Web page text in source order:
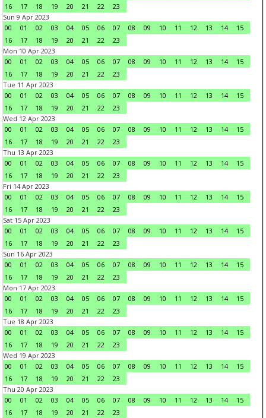
16
17 18 19 20 21 22
23
Sun 9 Apr 2023
00
01 02 03 04 05 06 07 08 09 10 11 12 13 14
15
16
17 18 19 20 21 22
23
Mon 10 Apr 2023
00
01 02 03 04 05 06 07 08 09 10 11 12 13 14
15
16
17 18 19 20 21 22
23
Tue 11 Apr 2023
00
01 02 03 04 05 06 07 08 09 10 11 12 13 14
15
16
17 18 19 20 21 22
23
Wed 12 Apr 2023
00
01 02 03 04 05 06 07 08 09 10 11 12 13 14
15
16
17 18 19 20 21 22
23
Thu 13 Apr 2023
00
01 02 03 04 05 06 07 08 09 10 11 12 13 14
15
16
17 18 19 20 21 22
23
Fri 14 Apr 2023
00
01 02 03 04 05 06 07 08 09 10 11 12 13 14
15
16
17 18 19 20 21 22
23
Sat 15 Apr 2023
00
01 02 03 04 05 06 07 08 09 10 11 12 13 14
15
16
17 18 19 20 21 22
23
Sun 16 Apr 2023
00
01 02 03 04 05 06 07 08 09 10 11 12 13 14
15
16
17 18 19 20 21 22
23
Mon 17 Apr 2023
00
01 02 03 04 05 06 07 08 09 10 11 12 13 14
15
16
17 18 19 20 21 22
23
Tue 18 Apr 2023
00
01 02 03 04 05 06 07 08 09 10 11 12 13 14
15
16
17 18 19 20 21 22
23
Wed 19 Apr 2023
00
01 02 03 04 05 06 07 08 09 10 11 12 13 14
15
16
17 18 19 20 21 22
23
Thu 20 Apr 2023
00
01 02 03 04 05 06 07 08 09 10 11 12 13 14
15
16
17 18 19 20 21 22
23